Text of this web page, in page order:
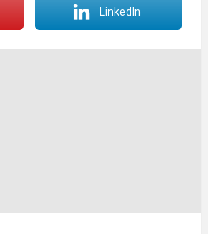
LinkedIn